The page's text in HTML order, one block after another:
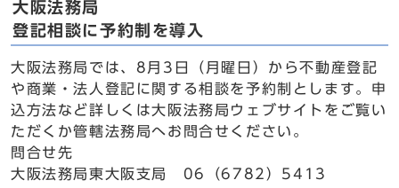
大阪法務局
登記相談に予約制を導入
大阪法務局では、8月3日（月曜日）から不動産登記
や商業・法人登記に関する相談を予約制とします。申
込方法など詳しくは大阪法務局ウェブサイトをご覧い
ただくか管轄法務局へお問合せください。
問合せ先
大阪法務局東大阪支局 06（6782）5413